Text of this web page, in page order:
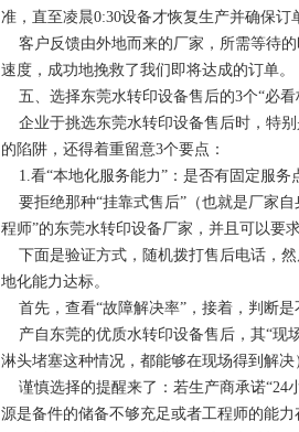
准，直至凌晨0:30设备才恢复生产并确保订
客户反馈由外地而来的厂家，所需等待
速度，成功地挽救了我们即将达成的订单。
五、选择东莞水转印设备售后的3个“必看
企业于挑选东莞水转印设备售后时，特别
的陷阱，还得着重留意3个要点：
1.看“本地化服务能力”：是否有固定服务
要拒绝那种“挂靠式售后”（也就是厂家
程师”的东莞水转印设备厂家，并且可以要
下面是验证方式，随机拨打售后电话，然
地化能力达标。
首先，查看“故障解决率”，接着，判断是
产自东莞的优质水转印设备售后，其“现
淋头堵塞这种情况，都能够在现场得到解决
谨慎选择的提醒来了：若生产商承诺“24
源是备件的储备不够充足或者工程师的能力